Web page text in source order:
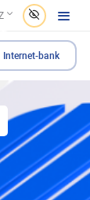
Internet-bank